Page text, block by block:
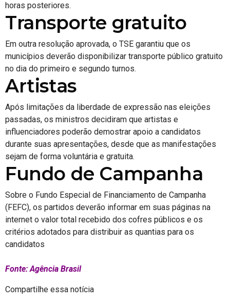
horas posteriores.
Transporte gratuito
Em outra resolução aprovada, o TSE garantiu que os
municípios deverão disponibilizar transporte público gratuito
no dia do primeiro e segundo turnos.
Artistas
Após limitações da liberdade de expressão nas eleições
passadas, os ministros decidiram que artistas e
influenciadores poderão demostrar apoio a candidatos
durante suas apresentações, desde que as manifestações
sejam de forma voluntária e gratuita.
Fundo de Campanha
Sobre o Fundo Especial de Financiamento de Campanha
(FEFC), os partidos deverão informar em suas páginas na
internet o valor total recebido dos cofres públicos e os
critérios adotados para distribuir as quantias para os
candidatos
Fonte: Agência Brasil
Compartilhe essa notícia